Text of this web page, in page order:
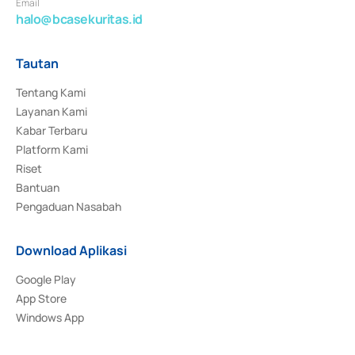
halo@bcasekuritas.id
Tautan
Tentang Kami
Layanan Kami
Kabar Terbaru
Platform Kami
Riset
Bantuan
Pengaduan Nasabah
Download Aplikasi
Google Play
App Store
Windows App